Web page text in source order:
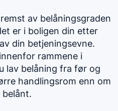
av belåningsgraden
er i boligen din etter
din betjeningsevne.
rammene i
lav belåning fra før og
handlingsrom enn om
belånt.